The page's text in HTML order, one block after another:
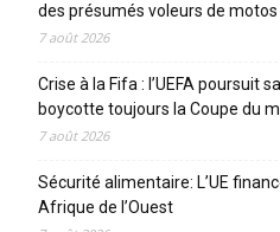
des présumés voleurs de motos
7 août 2026
Crise à la Fifa : l’UEFA poursuit
boycotte toujours la Coupe du
7 août 2026
Sécurité alimentaire: L’UE
Afrique de l’Ouest